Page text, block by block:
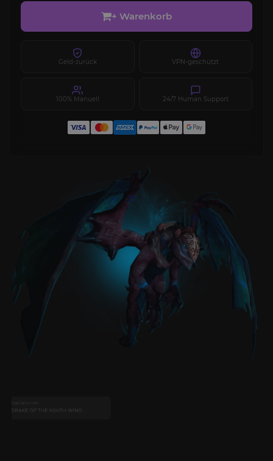
+ Warenkorb
Geld-zurück VPN-geschützt
100% Manuell 24/7 Human Support